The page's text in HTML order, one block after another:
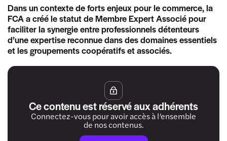
Dans un contexte de forts enjeux pour le commerce, la
FCA a créé le statut de Membre Expert Associé pour
faciliter la synergie entre professionnels détenteurs
d’une expertise reconnue dans des domaines essentiels
et les groupements coopératifs et associés.
Ce contenu est réservé aux adhérents
Connectez-vous pour avoir accès à l’ensemble
de nos contenus.